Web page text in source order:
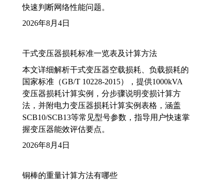
快速判断网络性能问题。
2026年8月4日
干式变压器损耗标准一览表及计算方法
本文详细解析干式变压器空载损耗、负载损耗的
国家标准（GB/T 10228-2015），提供1000kVA
变压器损耗计算实例，分步骤说明变损计算方
法，并附电力变压器损耗计算实例表格，涵盖
SCB10/SCB13等常见型号参数，指导用户快速掌
握变压器能效评估要点。
2026年8月4日
铜棒的重量计算方法有哪些